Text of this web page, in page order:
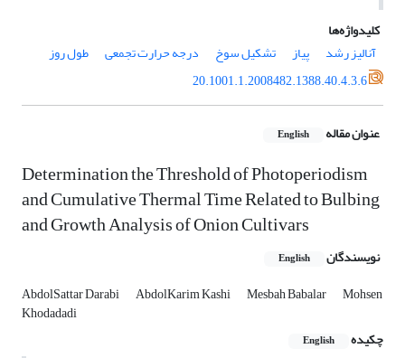
کلیدواژه‌ها
آنالیز رشد
پیاز تشکیل سوخ درجه حرارت تجمعی
طول روز
20.1001.1.2008482.1388.40.4.3.6
عنوان مقاله English
Determination the Threshold of Photoperiodism
and Cumulative Thermal Time Related to Bulbing
and Growth Analysis of Onion Cultivars
نویسندگان English
AbdolSattar Darabi AbdolKarim Kashi Mesbah Babalar Mohsen
Khodadadi
چکیده
English